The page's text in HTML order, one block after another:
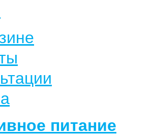
питание